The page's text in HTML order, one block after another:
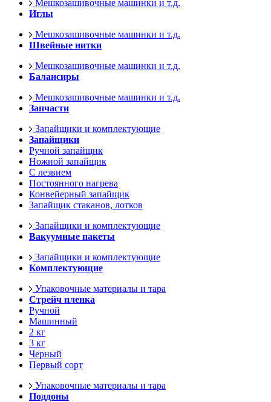
Мешкозашивочные машинки и т.д.
Иглы
Мешкозашивочные машинки и т.д.
Швейные нитки
Мешкозашивочные машинки и т.д.
Балансиры
Мешкозашивочные машинки и т.д.
Запчасти
Запайщики и комплектующие
Запайщики
Ручной запайщик
Ножной запайщик
С лезвием
Постоянного нагрева
Конвейерный запайщик
Запайщик стаканов, лотков
Запайщики и комплектующие
Вакуумные пакеты
Запайщики и комплектующие
Комплектующие
Упаковочные материалы и тара
Стрейч пленка
Ручной
Машинный
2 кг
3 кг
Черный
Первый сорт
Упаковочные материалы и тара
Поддоны